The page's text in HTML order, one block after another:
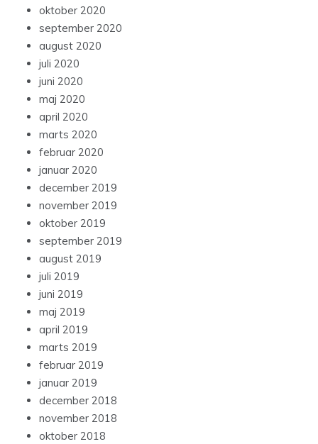
oktober 2020
september 2020
august 2020
juli 2020
juni 2020
maj 2020
april 2020
marts 2020
februar 2020
januar 2020
december 2019
november 2019
oktober 2019
september 2019
august 2019
juli 2019
juni 2019
maj 2019
april 2019
marts 2019
februar 2019
januar 2019
december 2018
november 2018
oktober 2018